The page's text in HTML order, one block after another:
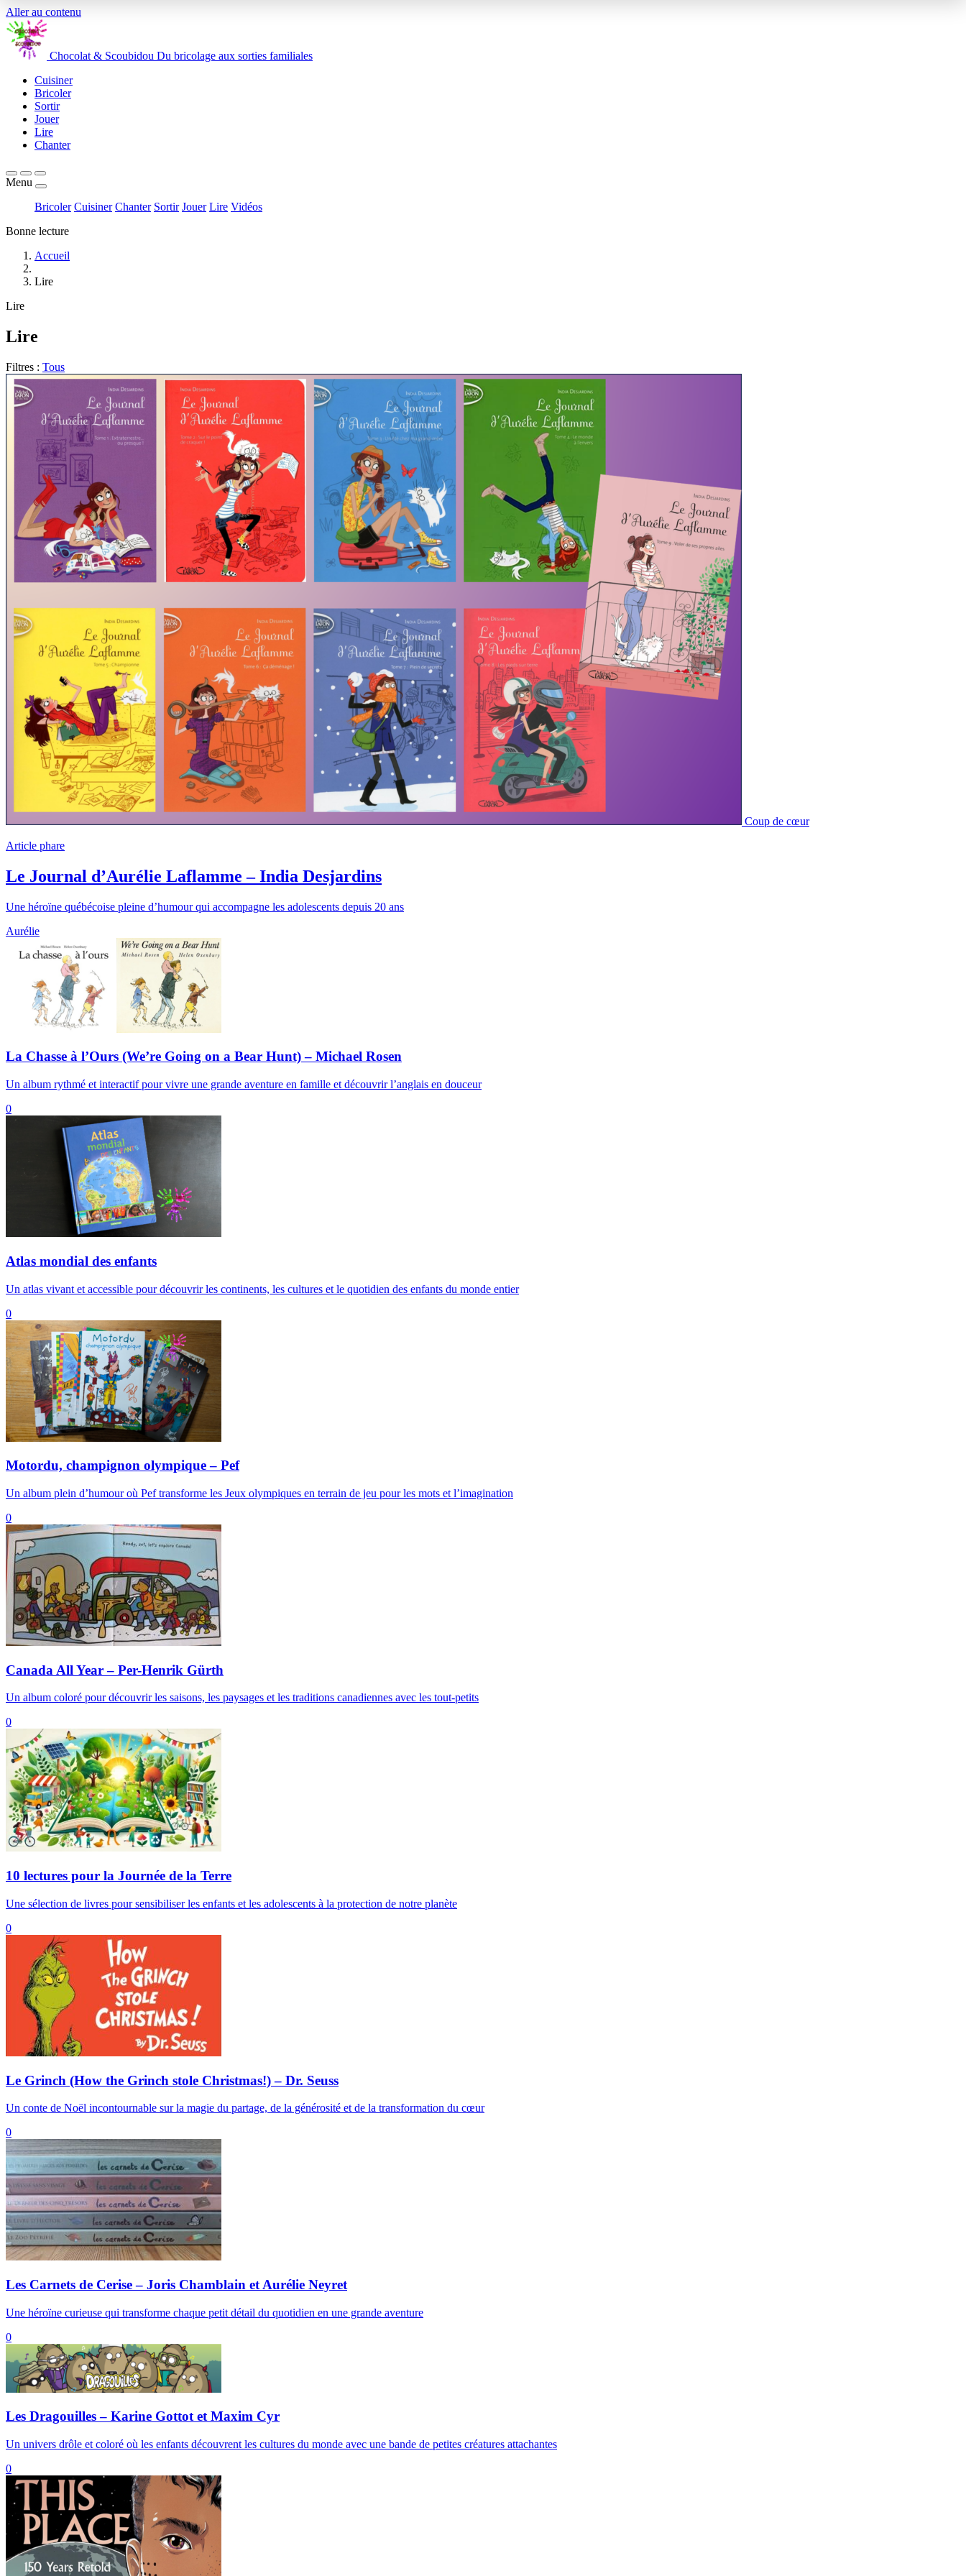
Aller au contenu
Chocolat & Scoubidou Du bricolage aux sorties familiales
Cuisiner
Bricoler
Sortir
Jouer
Lire
Chanter
Menu
Bricoler Cuisiner Chanter Sortir Jouer Lire Vidéos
Bonne lecture
Accueil
Lire
Lire
Lire
Filtres : Tous
Coup de cœur
Article phare
Le Journal d’Aurélie Laflamme – India Desjardins
Une héroïne québécoise pleine d’humour qui accompagne les adolescents depuis 20 ans
Aurélie
La Chasse à l’Ours (We’re Going on a Bear Hunt) – Michael Rosen
Un album rythmé et interactif pour vivre une grande aventure en famille et découvrir l’anglais en douceur
0
Atlas mondial des enfants
Un atlas vivant et accessible pour découvrir les continents, les cultures et le quotidien des enfants du monde entier
0
Motordu, champignon olympique – Pef
Un album plein d’humour où Pef transforme les Jeux olympiques en terrain de jeu pour les mots et l’imagination
0
Canada All Year – Per-Henrik Gürth
Un album coloré pour découvrir les saisons, les paysages et les traditions canadiennes avec les tout-petits
0
10 lectures pour la Journée de la Terre
Une sélection de livres pour sensibiliser les enfants et les adolescents à la protection de notre planète
0
Le Grinch (How the Grinch stole Christmas!) – Dr. Seuss
Un conte de Noël incontournable sur la magie du partage, de la générosité et de la transformation du cœur
0
Les Carnets de Cerise – Joris Chamblain et Aurélie Neyret
Une héroïne curieuse qui transforme chaque petit détail du quotidien en une grande aventure
0
Les Dragouilles – Karine Gottot et Maxim Cyr
Un univers drôle et coloré où les enfants découvrent les cultures du monde avec une bande de petites créatures attachantes
0